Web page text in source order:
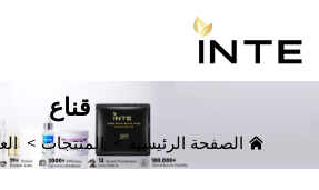
قناع
الصفحة الرئيسية> المنتجات >